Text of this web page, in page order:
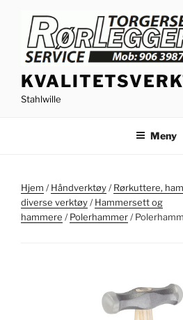
innhold
Stahlwille
Meny
Hjem /Håndverktøy/Rørkuttere,
diverse verktøy/Hammersett og
hammere /Polerhammer/